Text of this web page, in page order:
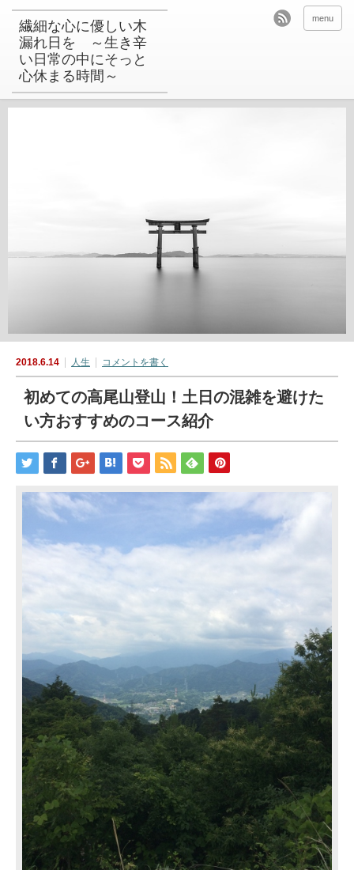
繊細な心に優しい木
漏れ日を ～生き辛
い日常の中にそっと
心休まる時間～
menu
2018.6.14 人生 コメントを書く
初めての高尾山登山！土日の混雑を避けた
い方おすすめのコース紹介